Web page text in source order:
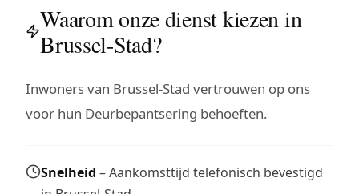
Waarom onze dienst kiezen in
Brussel-Stad?
Inwoners van Brussel-Stad vertrouwen op ons
voor hun Deurbepantsering behoeften.
Snelheid – Aankomsttijd telefonisch bevestigd